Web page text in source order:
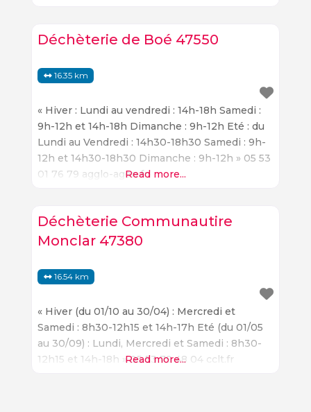
idéal pour les familles
Déchèterie de Boé 47550
16.35 km
« Hiver : Lundi au vendredi : 14h-18h Samedi :
9h-12h et 14h-18h Dimanche : 9h-12h Eté : du
Lundi au Vendredi : 14h30-18h30 Samedi : 9h-
12h et 14h30-18h30 Dimanche : 9h-12h » 05 53
01 76 79 agglo-agen.frRead more...
Déchèterie Communautire
Monclar 47380
16.54 km
« Hiver (du 01/10 au 30/04) : Mercredi et
Samedi : 8h30-12h15 et 14h-17h Eté (du 01/05
au 30/09) : Lundi, Mercredi et Samedi : 8h30-
12h15 et 14h-18h » 05 53 79 48 04 cclt.fr
Read more...